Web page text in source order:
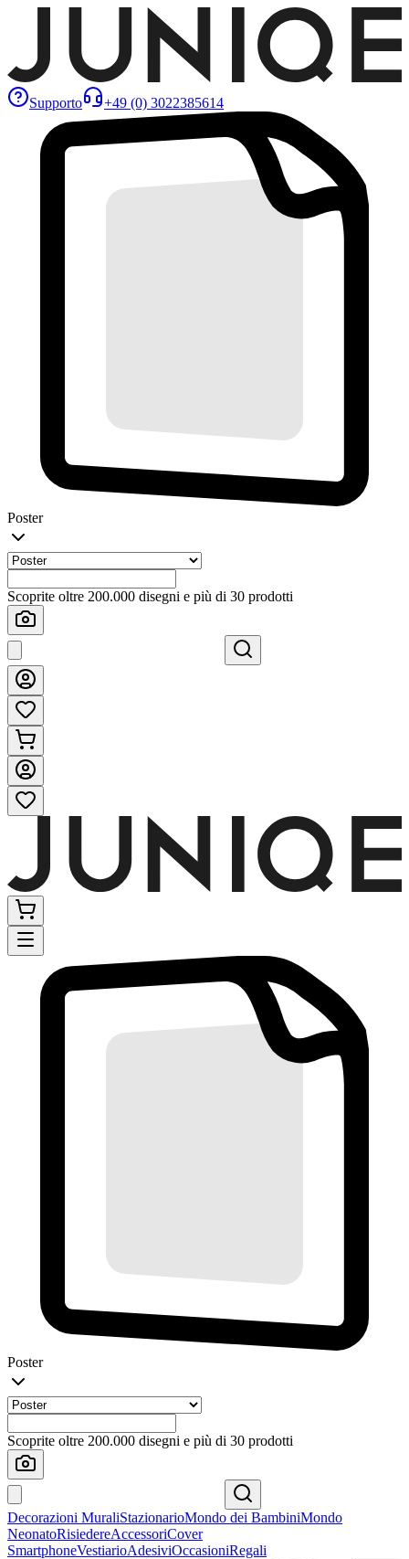
Supporto +49 (0) 3022385614
Poster
Scoprite oltre 200.000 disegni e più di 30 prodotti
Poster
Scoprite oltre 200.000 disegni e più di 30 prodotti
Decorazioni MuraliStazionarioMondo dei BambiniMondo
NeonatoRisiedereAccessoriCover
SmartphoneVestiarioAdesiviOccasioniRegali